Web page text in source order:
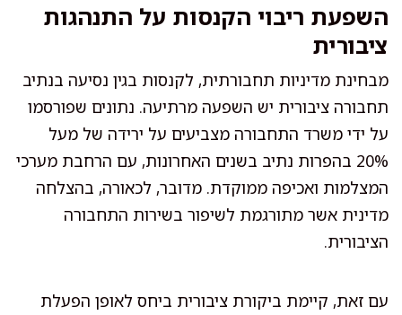
השפעת ריבוי הקנסות על התנהגות
ציבורית
מבחינת מדיניות תחבורתית, לקנסות בגין נסיעה בנתיב
תחבורה ציבורית יש השפעה מרתיעה. נתונים שפורסמו
על ידי משרד התחבורה מצביעים על ירידה של מעל
20% בהפרות נתיב בשנים האחרונות, עם הרחבת מערכי
המצלמות ואכיפה ממוקדת. מדובר, לכאורה, בהצלחה
מדינית אשר מתורגמת לשיפור בשירות התחבורה
הציבורית.
עם זאת, קיימת ביקורת ציבורית ביחס לאופן הפעלת